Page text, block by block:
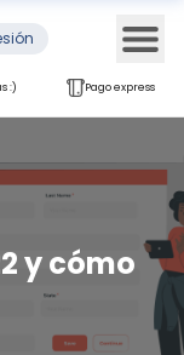
:) Pago express
y cómo